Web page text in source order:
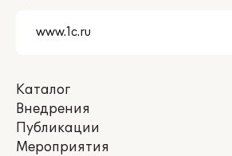
Каталог
Внедрения
Публикации
Мероприятия